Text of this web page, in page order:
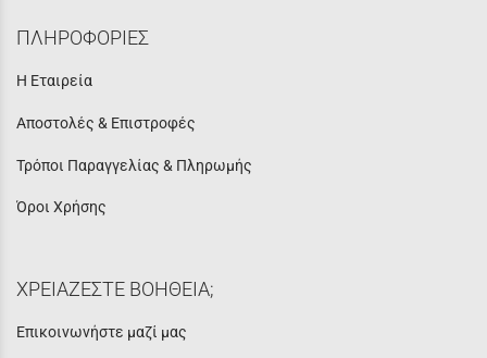
ΠΛΗΡΟΦΟΡΙΕΣ
Η Εταιρεία
Αποστολές & Επιστροφές
Τρόποι Παραγγελίας & Πληρωμής
Όροι Χρήσης
ΧΡΕΙΑΖΕΣΤΕ ΒΟΗΘΕΙΑ;
Επικοινωνήστε μαζί μας